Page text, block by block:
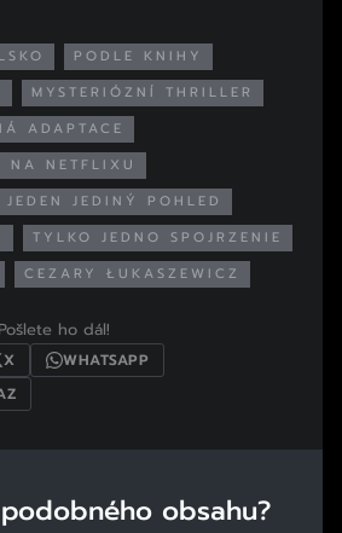
PODLE KNIHY
MYSTERIÓZNÍ THRILLER
ADAPTACE
NA NETFLIXU
JEDEN JEDINÝ POHLED
TYLKO JEDNO SPOJRZENIE
CEZARY ŁUKASZEWICZ
ho dál!
X
WHATSAPP
obsahu?